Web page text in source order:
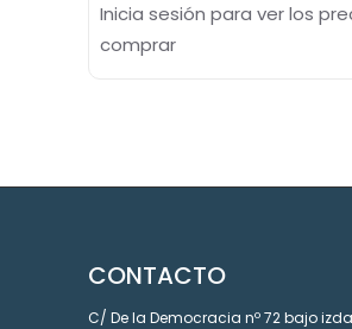
Inicia sesión para ver los
comprar
CONTACTO
C/ De la Democracia nº 72 bajo